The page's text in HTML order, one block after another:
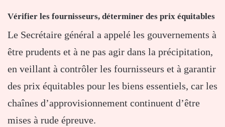
Vérifier les fournisseurs, déterminer des prix équitables
Le Secrétaire général a appelé les gouvernements à
être prudents et à ne pas agir dans la précipitation,
en veillant à contrôler les fournisseurs et à garantir
des prix équitables pour les biens essentiels, car les
chaînes d’approvisionnement continuent d’être
mises à rude épreuve.